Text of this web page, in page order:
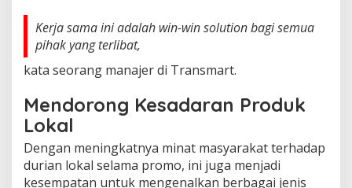
Kerja sama ini adalah win-win solution bagi semua
pihak yang terlibat,
kata seorang manajer di Transmart.
Mendorong Kesadaran Produk
Lokal
Dengan meningkatnya minat masyarakat terhadap
durian lokal selama promo, ini juga menjadi
kesempatan untuk mengenalkan berbagai jenis